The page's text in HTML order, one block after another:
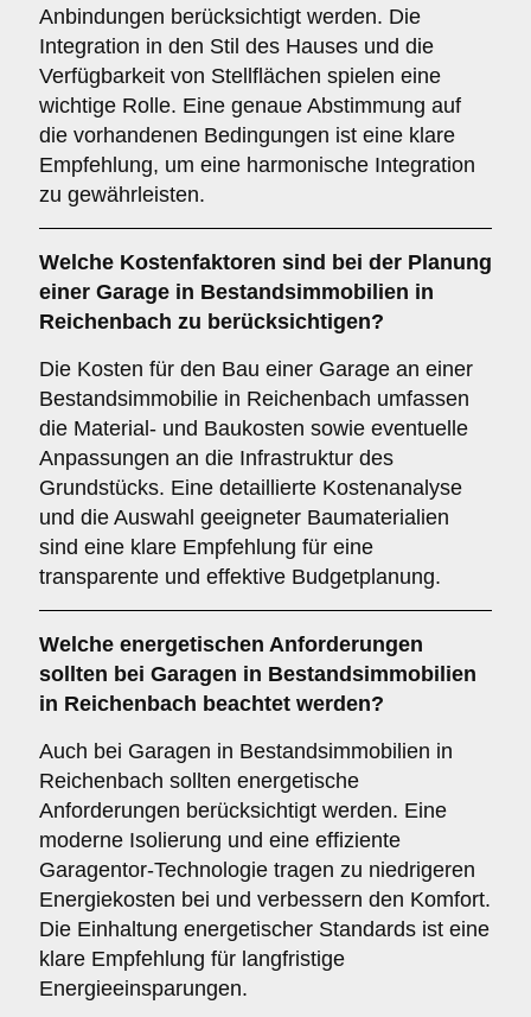
Anbindungen berücksichtigt werden. Die
Integration in den Stil des Hauses und die
Verfügbarkeit von Stellflächen spielen eine
wichtige Rolle. Eine genaue Abstimmung auf
die vorhandenen Bedingungen ist eine klare
Empfehlung, um eine harmonische Integration
zu gewährleisten.
Welche Kostenfaktoren sind bei der Planung
einer Garage in Bestandsimmobilien in
Reichenbach zu berücksichtigen?
Die Kosten für den Bau einer Garage an einer
Bestandsimmobilie in Reichenbach umfassen
die Material- und Baukosten sowie eventuelle
Anpassungen an die Infrastruktur des
Grundstücks. Eine detaillierte Kostenanalyse
und die Auswahl geeigneter Baumaterialien
sind eine klare Empfehlung für eine
transparente und effektive Budgetplanung.
Welche energetischen Anforderungen
sollten bei Garagen in Bestandsimmobilien
in Reichenbach beachtet werden?
Auch bei Garagen in Bestandsimmobilien in
Reichenbach sollten energetische
Anforderungen berücksichtigt werden. Eine
moderne Isolierung und eine effiziente
Garagentor-Technologie tragen zu niedrigeren
Energiekosten bei und verbessern den Komfort.
Die Einhaltung energetischer Standards ist eine
klare Empfehlung für langfristige
Energieeinsparungen.